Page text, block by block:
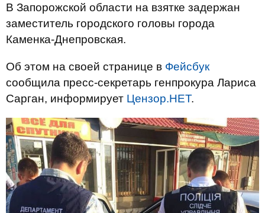
В Запорожской области на взятке задержан
заместитель городского головы города
Каменка-Днепровская.
Об этом на своей странице в Фейсбук
сообщила пресс-секретарь генпрокура Лариса
Сарган, информирует Цензор.НЕТ.